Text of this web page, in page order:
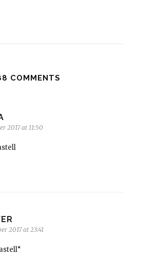
COMMENTS
2017 at 11:50
2017 at 23:41